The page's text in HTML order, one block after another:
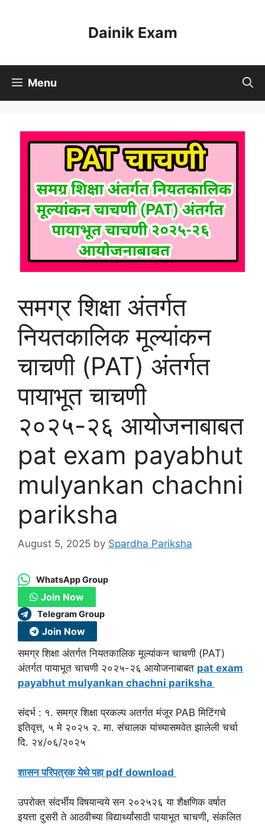
Dainik Exam
Menu
समग्र शिक्षा अंतर्गत
नियतकालिक मूल्यांकन
चाचणी (PAT) अंतर्गत
पायाभूत चाचणी
२०२५-२६ आयोजनाबाबत
pat exam payabhut
mulyankan chachni
pariksha
August 5, 2025 by Spardha Pariksha
WhatsApp Group
Join Now
Telegram Group
Join Now
समग्र शिक्षा अंतर्गत नियतकालिक मूल्यांकन चाचणी (PAT)
अंतर्गत पायाभूत चाचणी २०२५-२६ आयोजनाबाबत pat exam
payabhut mulyankan chachni pariksha
संदर्भ : १. समग्र शिक्षा प्रकल्प अतर्गत मंजूर PAB मिटिंगचे
इतिवृत्त, ५ मे २०२५ २. मा. संचालक यांच्यासमवेत झालेली चर्चा
दि. २४/०६/२०२५
शासन परिपत्रक येथे पहा pdf download
उपरोक्त संदर्भीय विषयान्वये सन २०२५२६ या शैक्षणिक वर्षात
इयत्ता दुसरी ते आठवीच्या विद्यार्थ्यांसाठी पायाभूत चाचणी, संकलित